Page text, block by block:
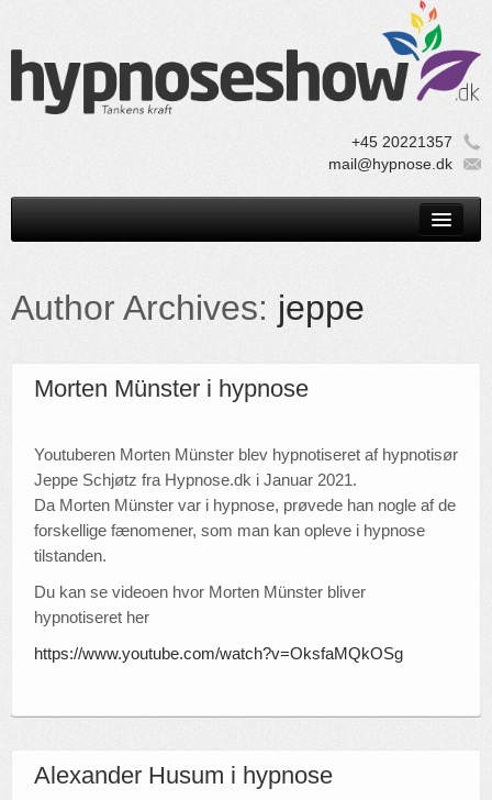
+45 20221357
mail@hypnose.dk
Foredrag
Praktisk
Book
Ref.
Links
Author Archives: jeppe
Morten Münster i hypnose
Youtuberen Morten Münster blev hypnotiseret af hypnotisør
Jeppe Schjøtz fra Hypnose.dk i Januar 2021.
Da Morten Münster var i hypnose, prøvede han nogle af de
forskellige fænomener, som man kan opleve i hypnose
tilstanden.
Du kan se videoen hvor Morten Münster bliver
hypnotiseret her
https://www.youtube.com/watch?v=OksfaMQkOSg
Alexander Husum i hypnose